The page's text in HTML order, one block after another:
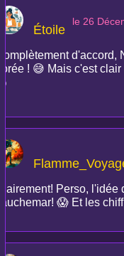
Étoile
le 26
Complètement
dorée ! 😅 Mais c'est
🌍
Clairement! Perso,
cauchemar! 😱 Et les